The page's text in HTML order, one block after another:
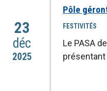
23
déc
2025
Pôle
FESTIVITÉS
Le PASA